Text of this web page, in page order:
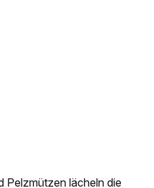
Pelzmützen lächeln die